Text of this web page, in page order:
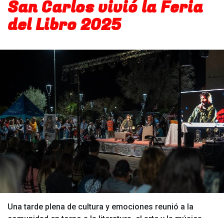
San Carlos vivió la Feria
del Libro 2025
Una tarde plena de cultura y emociones reunió a la